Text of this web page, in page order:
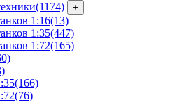
(1174) +
1:16(13)
1:35(447)
1:72(165)
(166)
(76)